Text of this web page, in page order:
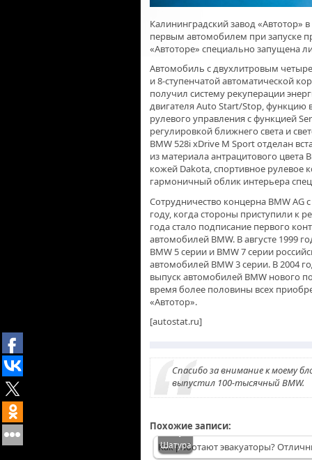
Калининградский завод «Автотор»
первым автомобилем при запуске
«Автоторе» специально запущена
Автомобиль с двухлитровым
и 8-ступенчатой автоматической
получил систему рекуперации
двигателя Auto Start/Stop, функцию
рулевого управления с функцией
регулировкой ближнего света и
BMW 528i xDrive M Sport отделан
из материала антрацитового
кожей Dakota, спортивное
гармоничный облик интерьера
Сотрудничество концерна BMW AG
году, когда стороны приступили к
года стало подписание первого
автомобилей BMW. В августе 1999
BMW 5 серии и BMW 7 серии
автомобилей BMW 3 серии. В 2004
выпуск автомобилей BMW нового
время более половины всех
«Автотор».
[autostat.ru]
Спасибо за внимание к моему
выпустил 100-тысячный BMW.
Похожие записи:
Эвакуатор
Шатура
Как работают эвакуаторы?
Mercedes
14-15
сентября